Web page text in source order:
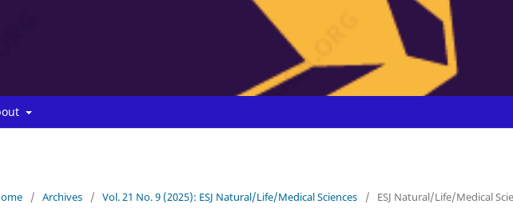
/ Archives / Vol. 21 No. 9 (2025): ESJ Natural/Life/Medical Sciences / ESJ Natural/Life/Medical